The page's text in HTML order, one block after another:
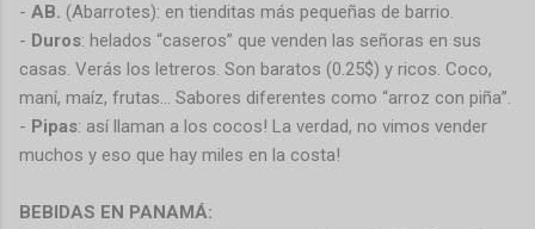
- AB. (Abarrotes): en tienditas más pequeñas de barrio.
- Duros: helados “caseros” que venden las señoras en sus
casas. Verás los letreros. Son baratos (0.25$) y ricos. Coco,
maní, maíz, frutas… Sabores diferentes como “arroz con piña”.
- Pipas: así llaman a los cocos! La verdad, no vimos vender
muchos y eso que hay miles en la costa!
BEBIDAS EN PANAMÁ: